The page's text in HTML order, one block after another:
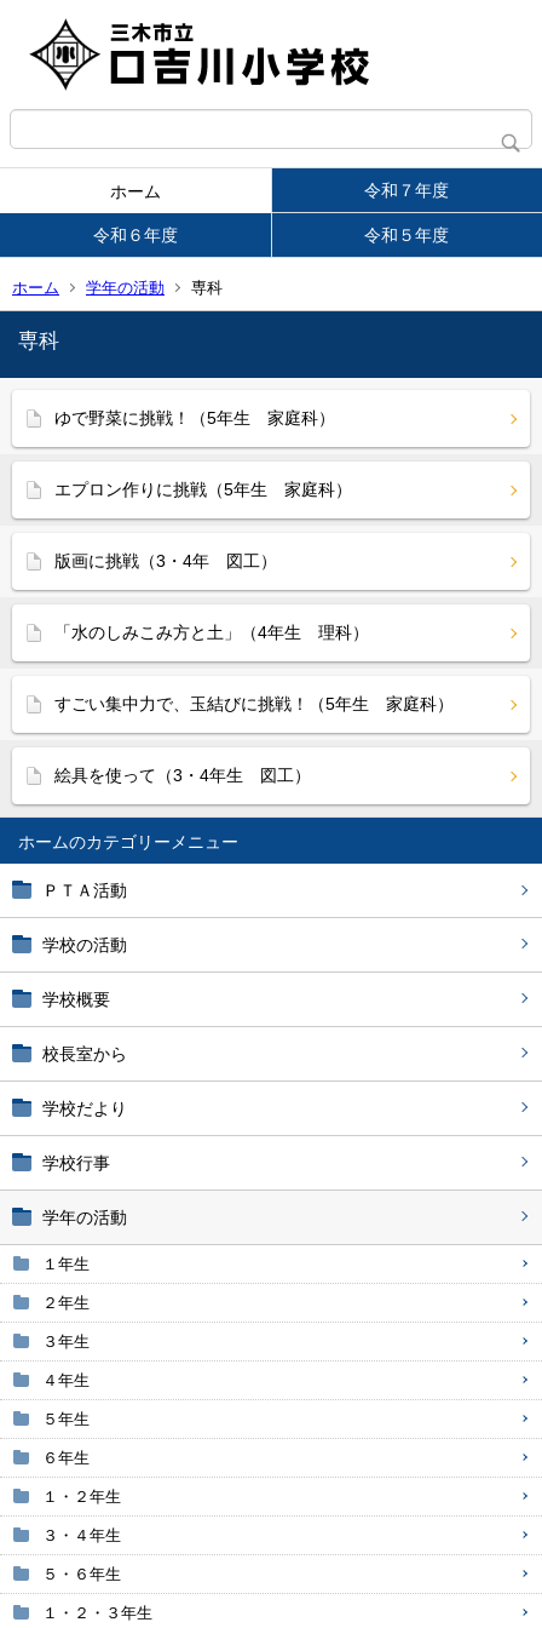
ホーム 令和７年度
令和６年度 令和５年度
ホーム 学年の活動 専科
ホーム
ＰＴＡ活動
学校の活動
学校概要
校長室から
学校だより
学校行事
学年の活動
１年生
２年生
３年生
４年生
５年生
６年生
１・２年生
３・４年生
５・６年生
１・２・３年生
専科
ゆで野菜に挑戦！（5年生 家庭科）
エプロン作りに挑戦（5年生 家庭科）
版画に挑戦（3・4年 図工）
「水のしみこみ方と土」（4年生 理科）
すごい集中力で、玉結びに挑戦！（5年生 家庭科）
絵具を使って（3・4年生 図工）